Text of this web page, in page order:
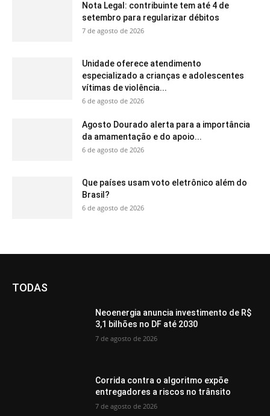
Nota Legal: contribuinte tem até 4 de
setembro para regularizar débitos
7 de agosto de 2026
Unidade oferece atendimento
especializado a crianças e adolescentes
vítimas de violência...
6 de agosto de 2026
Agosto Dourado alerta para a importância
da amamentação e do apoio...
6 de agosto de 2026
Que países usam voto eletrônico além do
Brasil?
6 de agosto de 2026
TODAS
Neoenergia anuncia investimento de R$
3,1 bilhões no DF até 2030
7 de agosto de 2026
Corrida contra o algoritmo expõe
entregadores a riscos no trânsito
7 de agosto de 2026